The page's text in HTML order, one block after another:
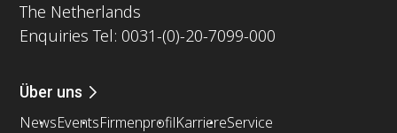
The Netherlands
Enquiries Tel: 0031-(0)-20-7099-000
Über uns
NewsEventsFirmenprofilKarriereService